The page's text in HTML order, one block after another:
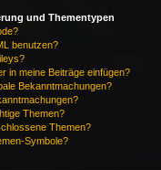
und Thementypen
benutzen?
in meine Beiträge einfügen?
Bekanntmachungen?
Themen?
Themen?
Symbole?